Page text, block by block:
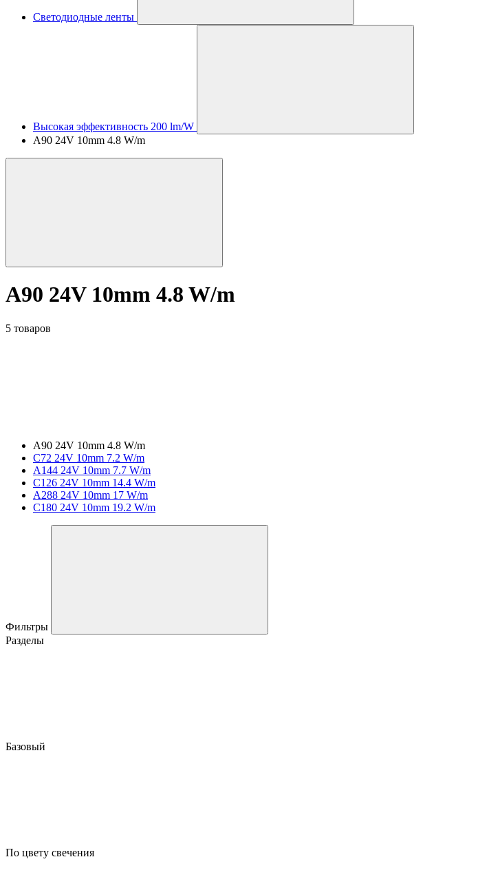
Светодиодные ленты
Высокая эффективность 200 lm/W
A90 24V 10mm 4.8 W/m
A90 24V 10mm 4.8 W/m
5 товаров
A90 24V 10mm 4.8 W/m
C72 24V 10mm 7.2 W/m
A144 24V 10mm 7.7 W/m
C126 24V 10mm 14.4 W/m
A288 24V 10mm 17 W/m
C180 24V 10mm 19.2 W/m
Фильтры
Разделы
Базовый
По цвету свечения